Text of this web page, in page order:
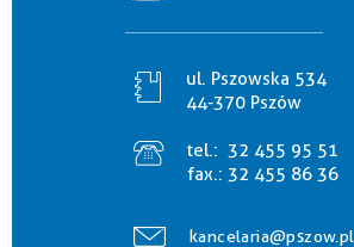
ul. Pszowska 534
44-370 Pszów
tel.: 32 455 95 51
fax.: 32 455 86 36
kancelaria@pszow.pl